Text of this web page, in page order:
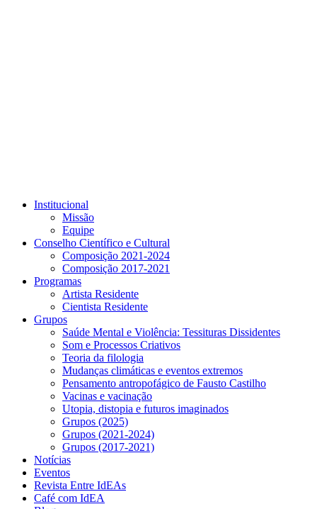
Institucional
Missão
Equipe
Conselho Científico e Cultural
Composição 2021-2024
Composição 2017-2021
Programas
Artista Residente
Cientista Residente
Grupos
Saúde Mental e Violência: Tessituras Dissidentes
Som e Processos Criativos
Teoria da filologia
Mudanças climáticas e eventos extremos
Pensamento antropofágico de Fausto Castilho
Vacinas e vacinação
Utopia, distopia e futuros imaginados
Grupos (2025)
Grupos (2021-2024)
Grupos (2017-2021)
Notícias
Eventos
Revista Entre IdEAs
Café com IdEA